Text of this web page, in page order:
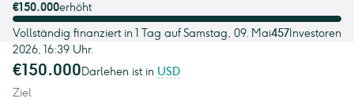
€150.000erhöht
Vollständig finanziert in 1 Tag auf Samstag, 09. Mai
2026, 16:39 Uhr.
457 Investoren
€150.000Darlehen ist in USD
Ziel